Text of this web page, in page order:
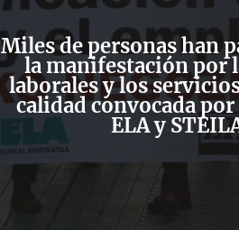
Miles de personas han
lamanifestación por
laborales y los
calidadconvocada por
ELA y